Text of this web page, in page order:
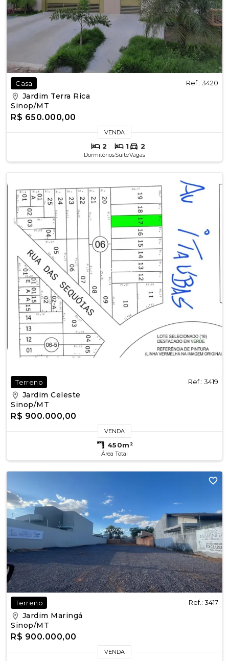
Casa Ref.: 3420
Jardim Terra Rica
Sinop/MT
R$ 650.000,00
VENDA
2
Dormitórios
1
Suíte
2
Vagas
Terreno Ref.: 3419
Jardim Celeste
Sinop/MT
R$ 900.000,00
VENDA
450m²
Área Total
Terreno Ref.: 3417
Jardim Maringá
Sinop/MT
R$ 900.000,00
VENDA